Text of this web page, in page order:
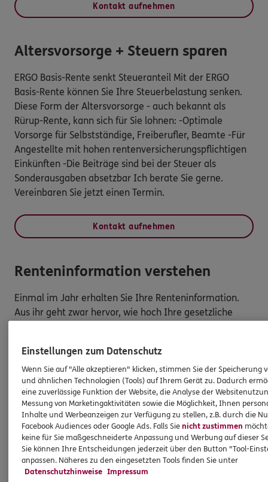
Kontakt aufnehmen
Altersvorsorge + Steuern sparen
ERGO Basis-Rente senkt Steueranteil Mit der ERGO
Basis-Rente können Sie Ihre Steuerbelastung senken.
Diese Form der Altersvorsorge - auch bekannt als
Rürup-Rente, kann sich für Sie lohnen: -Optimale
Vorsorge für Selbstständige, Freiberufler, Beamte -Für
Angestellte mit hohen rentenversicherungspflichtigen
Einkünften -Die Beiträge sind bei der Steuer als
Sonderausgaben absetzbar Ich berate Sie gerne.
Vereinbaren Sie jetzt einen Termin.
Kontakt aufnehmen
Renteninformation verstehen
Einmal im Jahr erhalten Sie Ihre Renteninformation.
Aus ihr geht zwar hervor, wie hoch Ihre gesetzliche
nicht. Renteninformation verstehen: Ihr ERGO Berater
hilft Ihnen. Wir bieten Ihnen an, diese Frage zu
beantworten: -Gemeinsam mit Ihnen berechnen wir,
mit welcher gesetzlichen Netto-Rente Sie unterm
Strich rechnen können. Basis ist Ihre
Renteninformation. -Mein Angebot zur privaten
Rentenversicherung erhalten Sie dazu, damit Sie Ihren
Ruhestand in vollen Zügen genießen können.
Vereinbaren Sie einen Termin. Wir beraten Sie gerne.
Einstellungen zum Datenschutz
Wenn Sie auf "Alle akzeptieren" klicken, stimmen Sie der Speicherung
und ähnlichen Technologien (Tools) auf Ihrem Gerät zu. Dadurch
eine zuverlässige Funktion der Website, die Analyse der
Messung von Marketingaktivitäten sowie die Möglichkeit, Ihnen
Inhalte und Werbeanzeigen zur Verfügung zu stellen, z.B. durch die
Facebook Audiences oder Google Ads. Falls Sienicht zustimmen
keine für Sie maßgeschneiderte Anpassung und Werbung auf dieser
Sie können Ihre Entscheidungen jederzeit über den Button "Tool-
anpassen. Näheres zu den eingesetzten Tools finden Sie unter
Datenschutzhinweise Impressum